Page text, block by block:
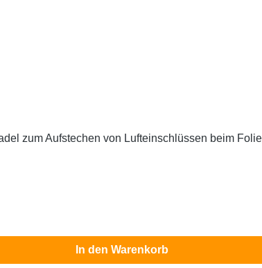
beim Folieren hinterlässt kaum sichtbare Einstichpunkte und lässt
In den Warenkorb